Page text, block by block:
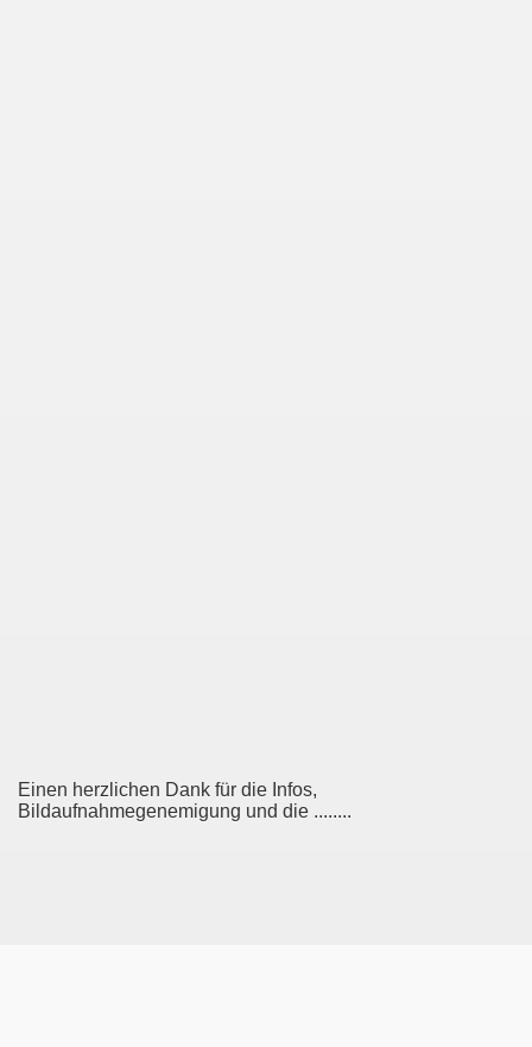
Einen herzlichen Dank für die Infos,
Bildaufnahmegenemigung und die ........